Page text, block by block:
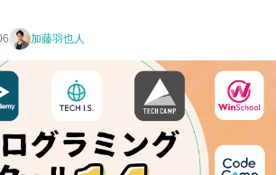
加藤羽也人